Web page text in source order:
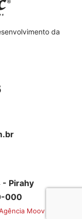
da
- Pirahy
000
Moov